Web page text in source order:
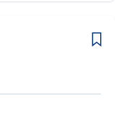
術文書は英語が多く、
おります)